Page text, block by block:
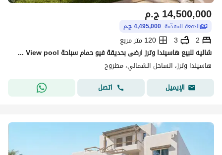
ج.م14,500,000
الدفعة المقدّمة: 4,495,000 ج.م
2
3
120 متر مربع
شاليه للبيع هاسيندا وترز ارضى بحديقة فيو حمام سباحة Chalet for sale in Hacienda Waters - Directly on lagoon View pool
هاسيندا وترز، الساحل الشمالي، مطروح
الإيميل
اتصل